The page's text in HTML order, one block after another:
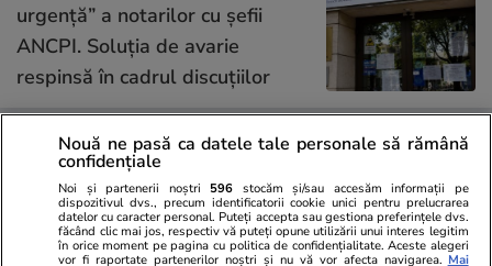
urgență” a notarilor cu șefii
ANCPI. Soluția de avarie
respinsă în cadrul discuțiilor
Știri România 23 iul.
Nava Gas Lisbon din Marea
Neagră, survolată din nou.
Temperatura în zonă a scăzut,
Nouă ne pasă ca datele tale personale să rămână
confidențiale
Noi și partenerii noștri 596 stocăm și/sau accesăm informații pe
dispozitivul dvs., precum identificatorii cookie unici pentru prelucrarea
datelor cu caracter personal. Puteți accepta sau gestiona preferințele dvs.
făcând clic mai jos, respectiv vă puteți opune utilizării unui interes legitim
în orice moment pe pagina cu politica de confidențialitate. Aceste alegeri
vor fi raportate partenerilor noștri și nu vă vor afecta navigarea. Mai